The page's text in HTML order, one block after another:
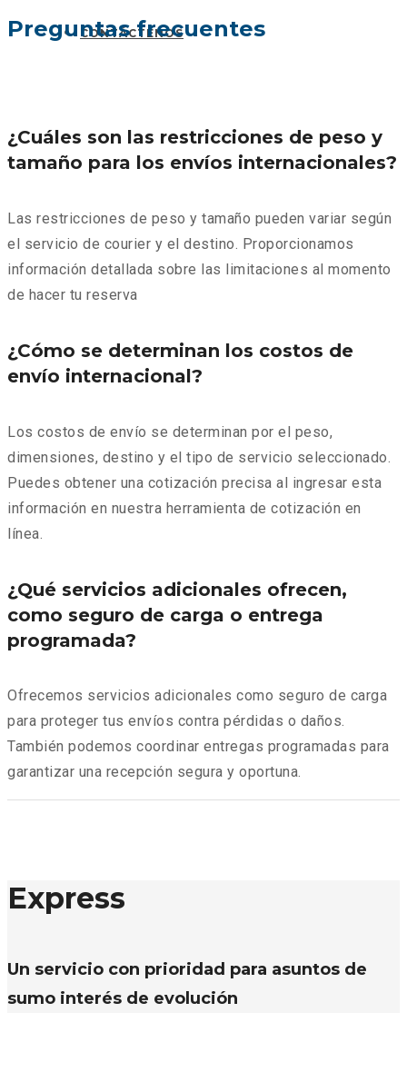
CONTÁCTENOS
Preguntas frecuentes
¿Cuáles son las restricciones de peso y
tamaño para los envíos internacionales?
Las restricciones de peso y tamaño pueden variar según
el servicio de courier y el destino. Proporcionamos
información detallada sobre las limitaciones al momento
de hacer tu reserva
¿Cómo se determinan los costos de
envío internacional?
Los costos de envío se determinan por el peso,
dimensiones, destino y el tipo de servicio seleccionado.
Puedes obtener una cotización precisa al ingresar esta
información en nuestra herramienta de cotización en
línea.
¿Qué servicios adicionales ofrecen,
como seguro de carga o entrega
programada?
Ofrecemos servicios adicionales como seguro de carga
para proteger tus envíos contra pérdidas o daños.
También podemos coordinar entregas programadas para
garantizar una recepción segura y oportuna.
Express
Un servicio con prioridad para asuntos de
sumo interés de evolución